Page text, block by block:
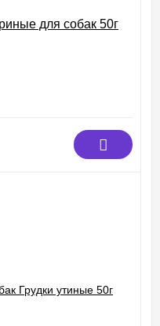
для собак 50г